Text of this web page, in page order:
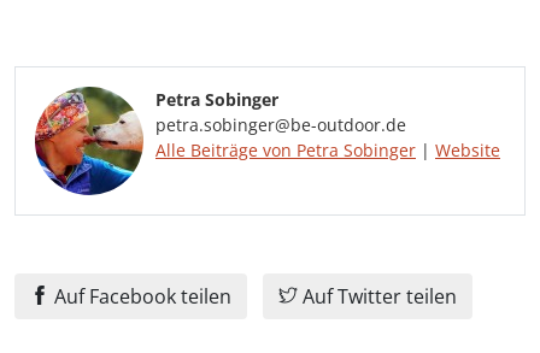
Petra Sobinger
petra.sobinger@be-outdoor.de
Alle Beiträge von Petra Sobinger | Website
Auf Facebook teilen Auf Twitter teilen